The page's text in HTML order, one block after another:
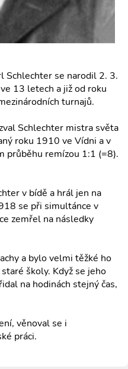
Schlechter se narodil 2. 3.
13 letech a již od roku
turnajů.
Schlechter mistra světa
roku 1910 ve Vídni a v
průběhu remízou 1:1 (=8).
v bídě a hrál jen na
se při simultánce v
zemřel na následky
a bylo velmi těžké ho
školy. Když se jeho
na hodinách stejný čas,
věnoval se i
práci.